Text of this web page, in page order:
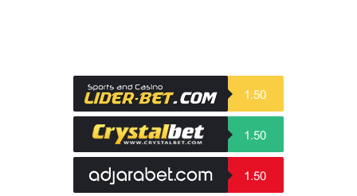
1.50
1.50
1.50